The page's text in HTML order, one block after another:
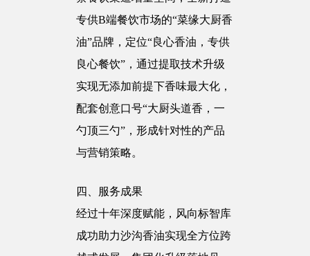
专供B端餐饮市场的“菜缘大厨香
油”品牌，定位“良心香油，专供
良心餐饮”，通过提取技术升级
实现无添加前提下香味最大化，
配套创意口号“大厨头道香，一
勺顶三勺”，形成针对性的产品
与营销策略。
四、服务成果
经过十年深度赋能，风向标智库
成功助力沙沟香油实现全方位跨